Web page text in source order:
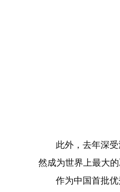
此外，去年深受游
然成为世界上最大
作为中国首批优秀